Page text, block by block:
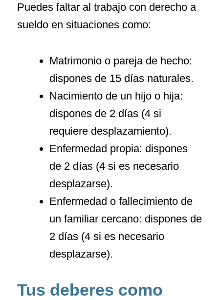
Puedes faltar al trabajo con derecho a
sueldo en situaciones como:
Matrimonio o pareja de hecho:
dispones de 15 días naturales.
Nacimiento de un hijo o hija:
dispones de 2 días (4 si
requiere desplazamiento).
Enfermedad propia: dispones
de 2 días (4 si es necesario
desplazarse).
Enfermedad o fallecimiento de
un familiar cercano: dispones de
2 días (4 si es necesario
desplazarse).
Tus deberes como